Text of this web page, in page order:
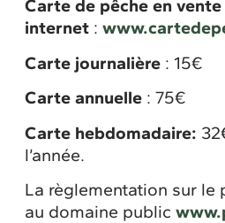
Carte de pêche en
internet :
Carte journalière : 15€
Carte annuelle : 75€
Carte hebdomadaire:
l’année.
La règlementation sur le
au domaine public